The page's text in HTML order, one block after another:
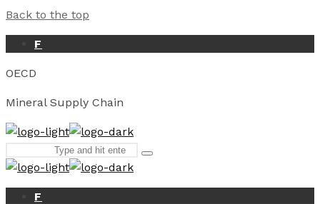
Back to the top
F
OECD
Mineral Supply Chain
for:
Type
enter
F